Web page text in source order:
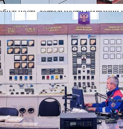
деятельности
стандарта ISO является
направления деятельности
отслеживания сроков